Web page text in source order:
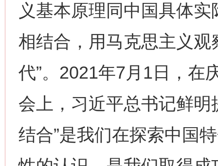
义基本原理同中国具体
相结合，用马克思主义
代”。2021年7月1日，在
会上，习近平总书记鲜明
结合”是我们在探索中国